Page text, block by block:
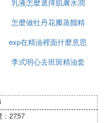
核被認定為國家高新技
系列怎樣
淡淡的香味。
好用啊
乳液怎麼選擇肌膚水潤
怎麼做牡丹花瓣蒸餾精
油
exp在精油裡面什麼意思
李式明心去班斑精油套
：2757